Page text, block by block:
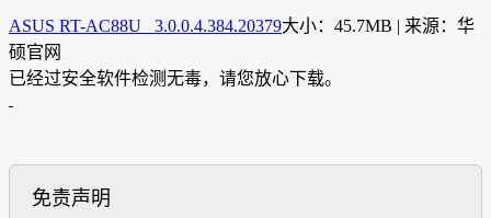
ASUS RT-AC88U 3.0.0.4.384.20379大小：45.7MB | 来源：华
硕官网
已经过安全软件检测无毒，请您放心下载。
免责声明